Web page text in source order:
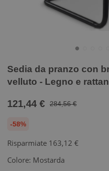
Sedia da pranzo con
velluto - Legno e
121,44 € 284,56 €
-58%
Risparmiate 163,12 €
Colore: Mostarda